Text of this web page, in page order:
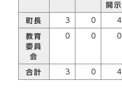
開示
町長 3 0 4
教育
委員
会
0 0 0
合計 3 0 4